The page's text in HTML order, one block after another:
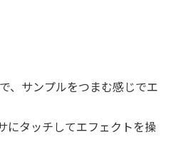
、サンプルをつまむ感じでエ
にタッチしてエフェクトを操